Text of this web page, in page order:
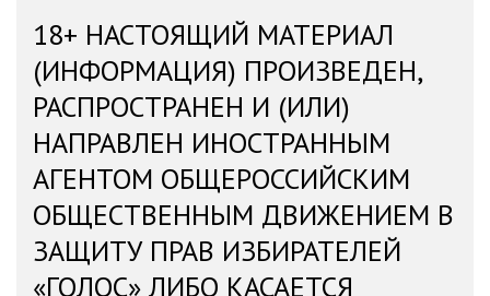
18+ НАСТОЯЩИЙ МАТЕРИАЛ
(ИНФОРМАЦИЯ) ПРОИЗВЕДЕН,
РАСПРОСТРАНЕН И (ИЛИ)
НАПРАВЛЕН ИНОСТРАННЫМ
АГЕНТОМ ОБЩЕРОССИЙСКИМ
ОБЩЕСТВЕННЫМ ДВИЖЕНИЕМ В
ЗАЩИТУ ПРАВ ИЗБИРАТЕЛЕЙ
«ГОЛОС» ЛИБО КАСАЕТСЯ